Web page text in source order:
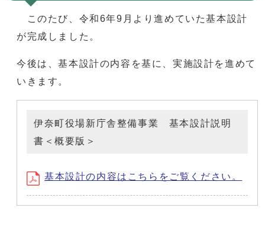
このたび、令和6年9月より進めていた基本設計
が完成しました。
今後は、基本設計の内容を基に、実施設計を進めて
いきます。
伊奈町役場新庁舎整備事業 基本設計説明
書＜概要版＞
基本設計の内容はこちらをご覧ください。